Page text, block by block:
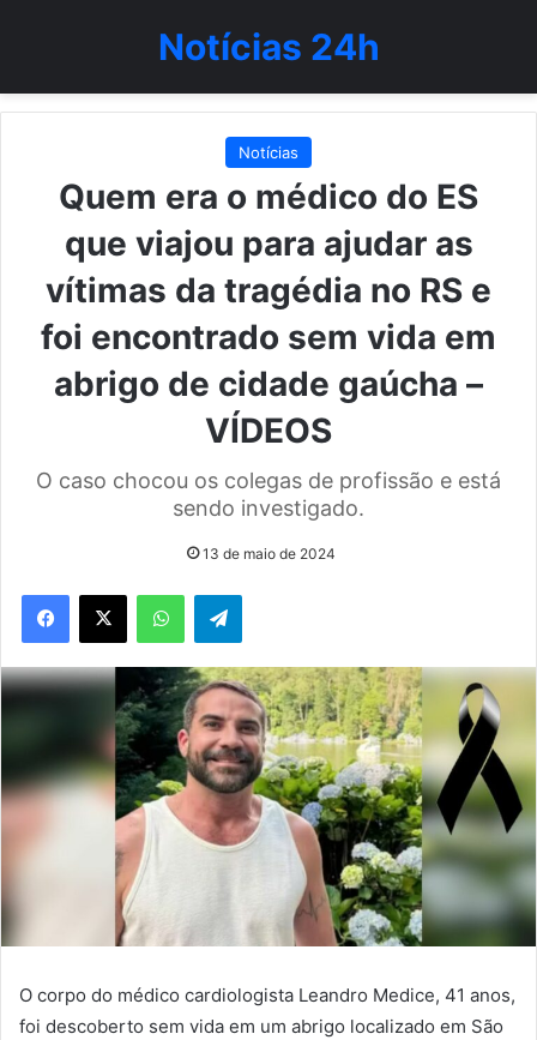
Notícias 24h
Notícias
Quem era o médico do ES
que viajou para ajudar as
vítimas da tragédia no RS e
foi encontrado sem vida em
abrigo de cidade gaúcha –
VÍDEOS
O caso chocou os colegas de profissão e está
sendo investigado.
13 de maio de 2024
WhatsAppTelegram
O corpo do médico cardiologista Leandro Medice, 41 anos,
foi descoberto sem vida em um abrigo localizado em São